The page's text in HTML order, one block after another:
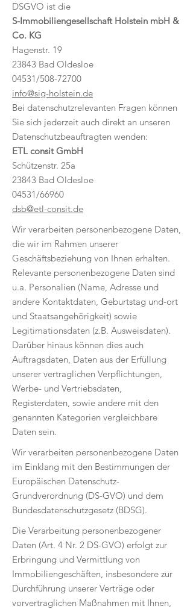
DSGVO ist die
S-Immobiliengesellschaft Holstein mbH &
Co. KG
Hagenstr. 19
23843 Bad Oldesloe
04531/508-72700
info@sig-holstein.de
Bei datenschutzrelevanten Fragen können
Sie sich jederzeit auch direkt an unseren
Datenschutzbeauftragten wenden:
ETL consit GmbH
Schützenstr. 25a
23843 Bad Oldesloe
04531/66960
dsb@etl-consit.de
Wir verarbeiten personenbezogene Daten,
die wir im Rahmen unserer
Geschäftsbeziehung von Ihnen erhalten.
Relevante personenbezogene Daten sind
u.a. Personalien (Name, Adresse und
andere Kontaktdaten, Geburtstag und-ort
und Staatsangehörigkeit) sowie
Legitimationsdaten (z.B. Ausweisdaten).
Darüber hinaus können dies auch
Auftragsdaten, Daten aus der Erfüllung
unserer vertraglichen Verpflichtungen,
Werbe- und Vertriebsdaten,
Registerdaten, sowie andere mit den
genannten Kategorien vergleichbare
Daten sein.
Wir verarbeiten personenbezogene Daten
im Einklang mit den Bestimmungen der
Europäischen Datenschutz-
Grundverordnung (DS-GVO) und dem
Bundesdatenschutzgesetz (BDSG).
Die Verarbeitung personenbezogener
Daten (Art. 4 Nr. 2 DS-GVO) erfolgt zur
Erbringung und Vermittlung von
Immobiliengeschäften, insbesondere zur
Durchführung unserer Verträge oder
vorvertraglichen Maßnahmen mit Ihnen,